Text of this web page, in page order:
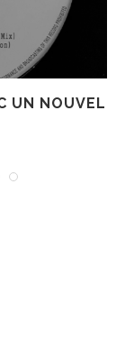
UN NOUVEL